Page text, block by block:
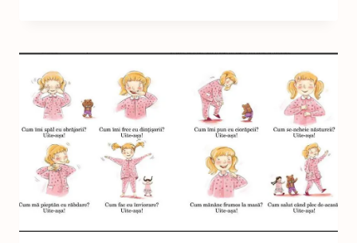
BRAZELTON